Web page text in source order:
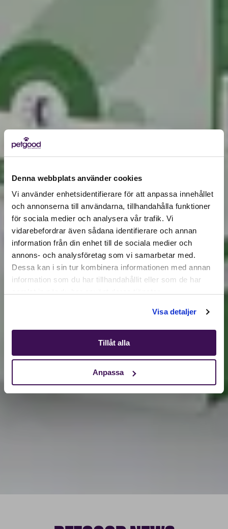
Denna webbplats använder cookies
Vi använder enhetsidentifierare för att anpassa innehållet
och annonserna till användarna, tillhandahålla funktioner
för sociala medier och analysera vår trafik. Vi
vidarebefordrar även sådana identifierare och annan
information från din enhet till de sociala medier och
annons- och analysföretag som vi samarbetar med.
Dessa kan i sin tur kombinera informationen med annan
information som du har tillhandahållit eller som de har
Visa detaljer
Tillåt alla
Anpassa
Active location:
Bulgaria
Currency: EUR
SELECT YOUR COUNTRY: